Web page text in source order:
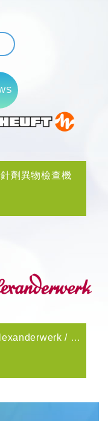
針劑異物檢查機
Alexanderwerk / 乾式造粒 Roller Compactor